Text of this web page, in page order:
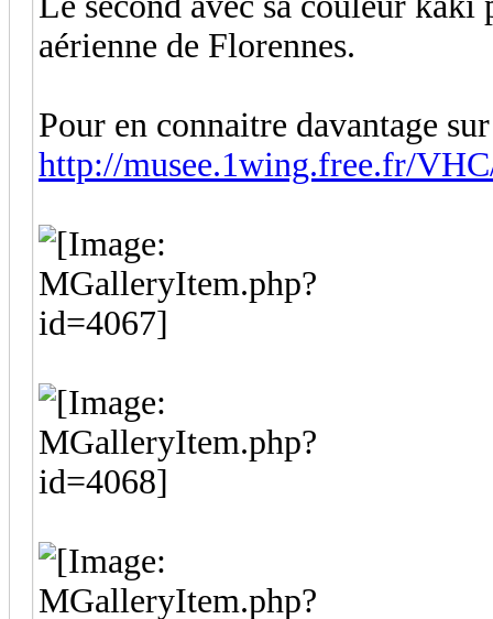
aérienne de Florennes.
Pour en connaitre davantage
http://musee.1wing.free.fr/